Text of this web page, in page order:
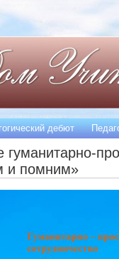
гуманитарно-
и помним»
дебют